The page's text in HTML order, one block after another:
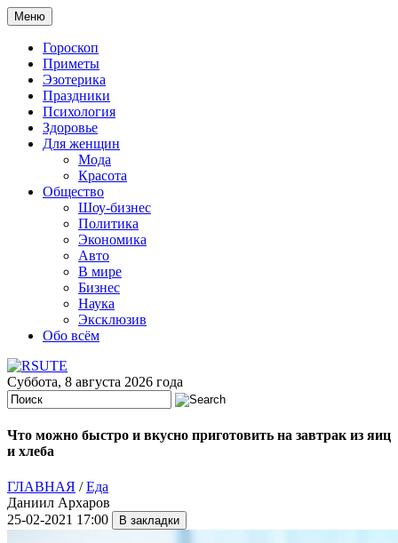
Меню
Гороскоп
Приметы
Эзотерика
Праздники
Психология
Здоровье
Для женщин
Мода
Красота
Общество
Шоу-бизнес
Политика
Экономика
Авто
В мире
Бизнес
Наука
Эксклюзив
Обо всём
Суббота, 8 августа 2026 года
Что можно быстро и вкусно приготовить на завтрак из яиц
и хлеба
ГЛАВНАЯ /Еда
Даниил Архаров
25-02-2021 17:00